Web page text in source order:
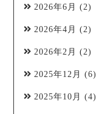
2026年6月 (2)
2026年4月 (2)
2026年2月 (2)
2025年12月 (6)
2025年10月 (4)